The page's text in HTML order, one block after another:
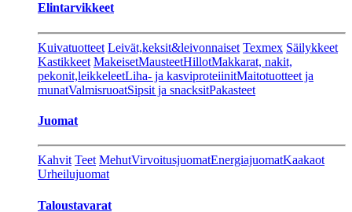
Elintarvikkeet
Kuivatuotteet Leivät,keksit&leivonnaiset Texmex Säilykkeet
Kastikkeet MakeisetMausteetHillotMakkarat, nakit,
pekonit,leikkeleetLiha- ja kasviproteiinitMaitotuotteet ja
munatValmisruoatSipsit ja snacksitPakasteet
Juomat
Kahvit Teet MehutVirvoitusjuomatEnergiajuomatKaakaot
Urheilujuomat
Taloustavarat